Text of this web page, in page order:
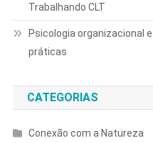
Trabalhando CLT
Psicologia organizacional
práticas
CATEGORIAS
Conexão com a Natureza